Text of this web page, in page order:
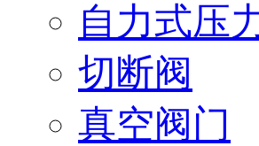
自力式压
切断阀
真空阀门